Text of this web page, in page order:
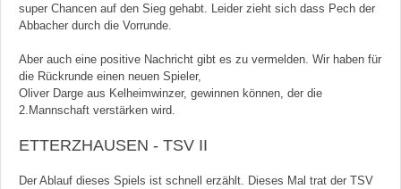
super Chancen auf den Sieg gehabt. Leider zieht sich dass Pech der
Abbacher durch die Vorrunde.
Aber auch eine positive Nachricht gibt es zu vermelden. Wir haben für
die Rückrunde einen neuen Spieler,
Oliver Darge aus Kelheimwinzer, gewinnen können, der die
2.Mannschaft verstärken wird.
ETTERZHAUSEN - TSV II
Der Ablauf dieses Spiels ist schnell erzählt. Dieses Mal trat der TSV